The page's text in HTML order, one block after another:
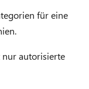
für eine
autorisierte